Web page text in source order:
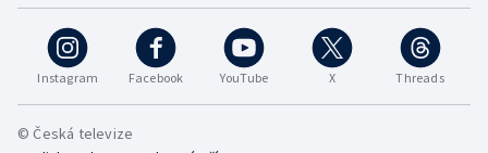
Instagram Facebook YouTube X Threads
© Česká televize